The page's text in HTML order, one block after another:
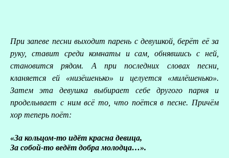
При запеве песни выходит парень с девушкой, берёт её за
руку, ставит среди комнаты и сам, обнявшись с ней,
становится рядом. А при последних словах песни,
кланяется ей «низёшенько» и целуется «милёшенько».
Затем эта девушка выбирает себе другого парня и
проделывает с ним всё то, что поётся в песне. Причём
хор теперь поёт:
«За кольцом-то идёт красна девица,
За собой-то ведёт добра молодца…».